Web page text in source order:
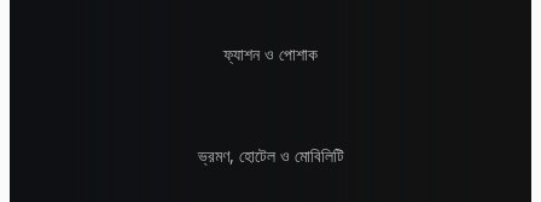
ফ্যাশন ও পোশাক
ভ্রমণ, হোটেল ও মোবিলিটি